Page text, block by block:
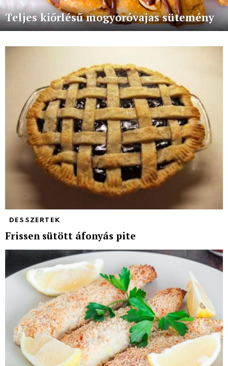
Teljes kiőrlésű mogyoróvajas sütemény
DESSZERTEK
Frissen sütött áfonyás pite